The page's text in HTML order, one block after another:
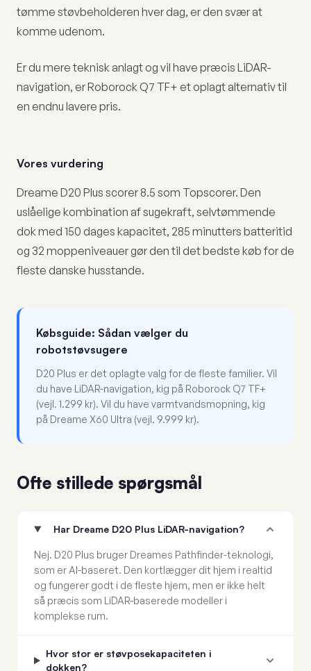
tømme støvbeholderen hver dag, er den svær at
komme udenom.
Er du mere teknisk anlagt og vil have præcis LiDAR-
navigation, er Roborock Q7 TF+ et oplagt alternativ til
en endnu lavere pris.
Vores vurdering
Dreame D20 Plus scorer 8.5 som Topscorer. Den
uslåelige kombination af sugekraft, selvtømmende
dok med 150 dages kapacitet, 285 minutters batteritid
og 32 moppeniveauer gør den til det bedste køb for de
fleste danske husstande.
Købsguide: Sådan vælger du
robotstøvsugere
D20 Plus er det oplagte valg for de fleste familier. Vil
du have LiDAR-navigation, kig på Roborock Q7 TF+
(vejl. 1.299 kr). Vil du have varmtvandsmopning, kig
på Dreame X60 Ultra (vejl. 9.999 kr).
Ofte stillede spørgsmål
Har Dreame D20 Plus LiDAR-navigation?
Nej. D20 Plus bruger Dreames Pathfinder-teknologi,
som er AI-baseret. Den kortlægger dit hjem i realtid
og fungerer godt i de fleste hjem, men er ikke helt
så præcis som LiDAR-baserede modeller i
komplekse rum.
Hvor stor er støvposekapaciteten i
dokken?